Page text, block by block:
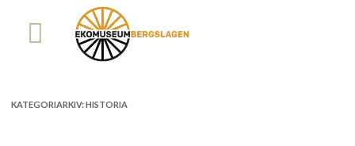
KATEGORIARKIV: HISTORIA